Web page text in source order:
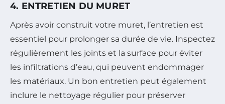
4. ENTRETIEN DU MURET
Après avoir construit votre muret, l’entretien est
essentiel pour prolonger sa durée de vie. Inspectez
régulièrement les joints et la surface pour éviter
les infiltrations d’eau, qui peuvent endommager
les matériaux. Un bon entretien peut également
inclure le nettoyage régulier pour préserver